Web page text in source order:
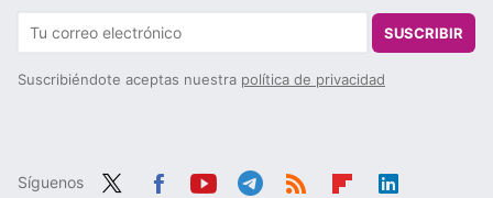
SUSCRIBIR
Suscribiéndote aceptas nuestra política de privacidad
Síguenos